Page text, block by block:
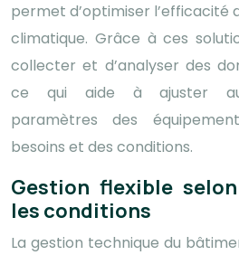
permet d’optimiser l’efficacité
climatique. Grâce à ces
collecter et d’analyser des
ce qui aide à ajuster
paramètres des
besoins et des conditions.
Gestion flexible
les conditions
La gestion technique du